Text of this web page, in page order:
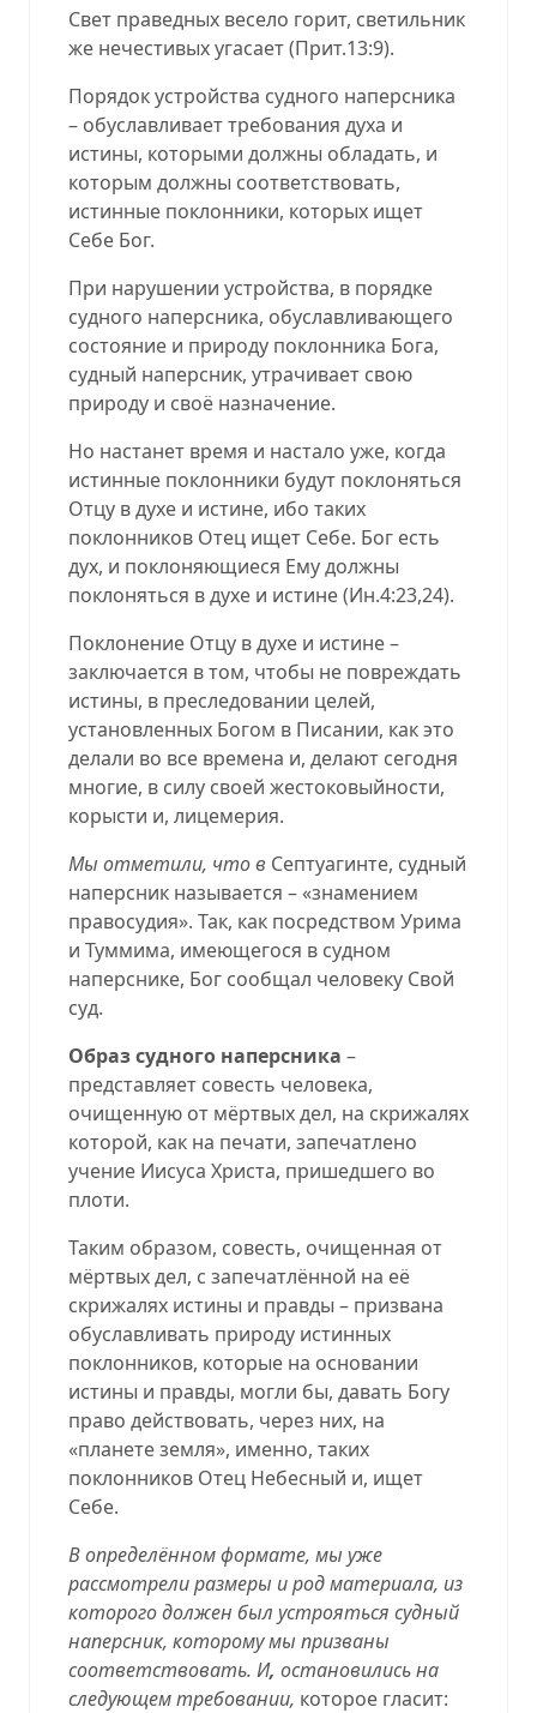
Свет праведных весело горит, светильник
же нечестивых угасает (Прит.13:9).
Порядок устройства судного наперсника
– обуславливает требования духа и
истины, которыми должны обладать, и
которым должны соответствовать,
истинные поклонники, которых ищет
Себе Бог.
При нарушении устройства, в порядке
судного наперсника, обуславливающего
состояние и природу поклонника Бога,
судный наперсник, утрачивает свою
природу и своё назначение.
Но настанет время и настало уже, когда
истинные поклонники будут поклоняться
Отцу в духе и истине, ибо таких
поклонников Отец ищет Себе. Бог есть
дух, и поклоняющиеся Ему должны
поклоняться в духе и истине (Ин.4:23,24).
Поклонение Отцу в духе и истине –
заключается в том, чтобы не повреждать
истины, в преследовании целей,
установленных Богом в Писании, как это
делали во все времена и, делают сегодня
многие, в силу своей жестоковыйности,
корысти и, лицемерия.
Мы отметили, что в Септуагинте, судный
наперсник называется – «знамением
правосудия». Так, как посредством Урима
и Туммима, имеющегося в судном
наперснике, Бог сообщал человеку Свой
суд.
Образ судного наперсника –
представляет совесть человека,
очищенную от мёртвых дел, на скрижалях
которой, как на печати, запечатлено
учение Иисуса Христа, пришедшего во
плоти.
Таким образом, совесть, очищенная от
мёртвых дел, с запечатлённой на её
скрижалях истины и правды – призвана
обуславливать природу истинных
поклонников, которые на основании
истины и правды, могли бы, давать Богу
право действовать, через них, на
«планете земля», именно, таких
поклонников Отец Небесный и, ищет
Себе.
В определённом формате, мы уже
рассмотрели размеры и род материала, из
которого должен был устрояться судный
наперсник, которому мы призваны
соответствовать. И, остановились на
следующем требовании, которое гласит: